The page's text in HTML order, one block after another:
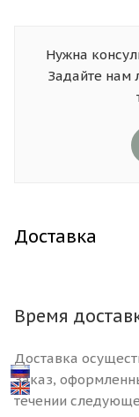
Нужна
Задайте нам
Доставка
Время
Доставка
Заказ,
течении